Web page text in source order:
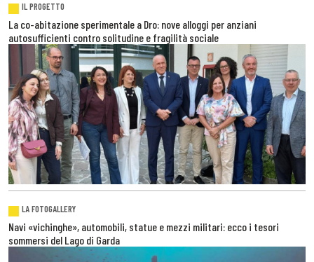
IL PROGETTO
La co-abitazione sperimentale a Dro: nove alloggi per anziani
autosufficienti contro solitudine e fragilità sociale
LA FOTOGALLERY
Navi «vichinghe», automobili, statue e mezzi militari: ecco i tesori
sommersi del Lago di Garda